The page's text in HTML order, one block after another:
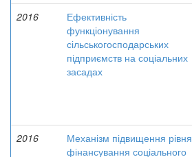
2016
Ефективність
функціонування
сільськогосподарських
підприємств на соціальних
засадах
2016
Механізм підвищення рівня
фінансування соціального